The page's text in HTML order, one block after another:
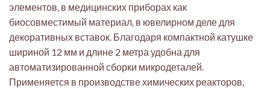
элементов, в медицинских приборах как
биосовместимый материал, в ювелирном деле для
декоративных вставок. Благодаря компактной катушке
шириной 12 мм и длине 2 метра удобна для
автоматизированной сборки микродеталей.
Применяется в производстве химических реакторов,